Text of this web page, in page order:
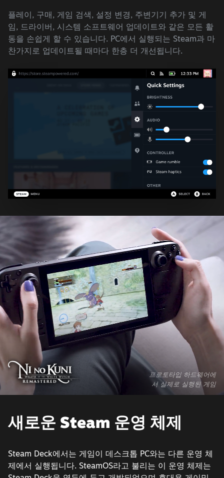
플레이, 구매, 게임 검색, 설정 변경, 주변기기 추가 및 게
임, 드라이버, 시스템 소프트웨어 업데이트와 같은 모든 활
동을 손쉽게 할 수 있습니다. PC에서 실행되는 Steam과 마
찬가지로 업데이트될 때마다 한층 더 개선됩니다.
프로토타입 하드웨어에
서 실제로 실행된 게임
새로운 Steam 운영 체제
Steam Deck에서는 게임이 데스크톱 PC와는 다른 운영 체
제에서 실행됩니다. SteamOS라고 불리는 이 운영 체제는